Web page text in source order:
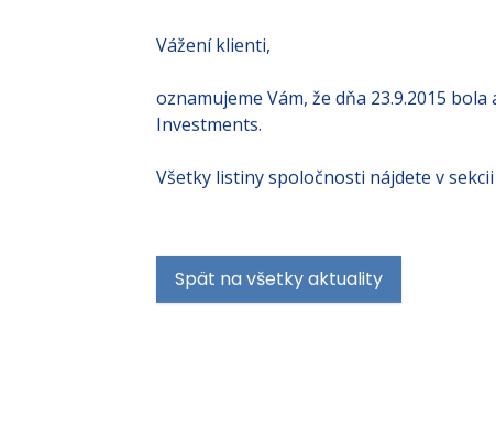
Vážení klienti,
oznamujeme Vám, že dňa 23.9.2015
Investments.
Všetky listiny spoločnosti nájdete v
Spät na všetky aktuality